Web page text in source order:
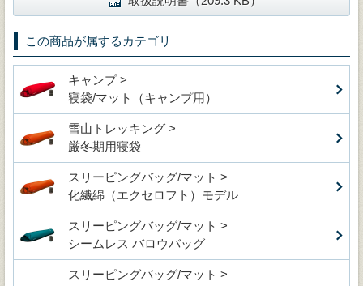
この商品が属するカテゴリ
キャンプ >
寝袋/マット（キャンプ用）
雪山トレッキング >
厳冬期用寝袋
スリーピングバッグ/マット >
化繊綿（エクセロフト）モデル
スリーピングバッグ/マット >
シームレス バロウバッグ
スリーピングバッグ/マット >